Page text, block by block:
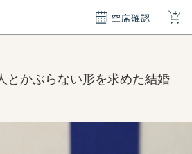
空席確認 +
とかぶらない形を求めた結婚